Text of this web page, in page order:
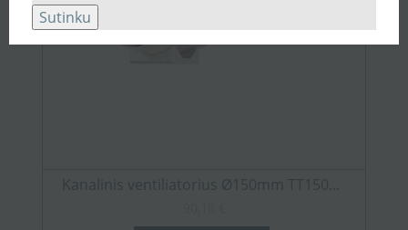
Sutinku
Kanalinis ventiliatorius Ø150mm TT150...